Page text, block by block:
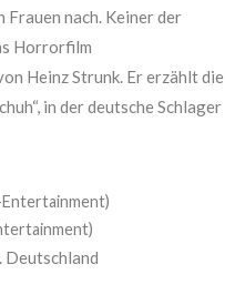
Frauen nach. Keiner der
Horrorfilm
Heinz Strunk. Er erzählt die
in der deutsche Schlager
Deutschland